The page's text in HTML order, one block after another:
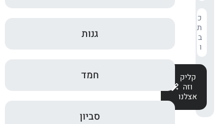
קליק
וזה
אצלנו
גנות
חמד
סביון